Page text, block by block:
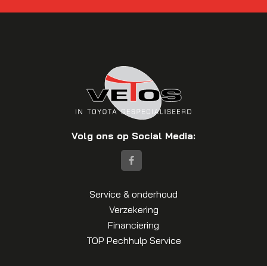
Volg ons op Social Media:
Service & onderhoud
Verzekering
Financiering
TOP Pechhulp Service